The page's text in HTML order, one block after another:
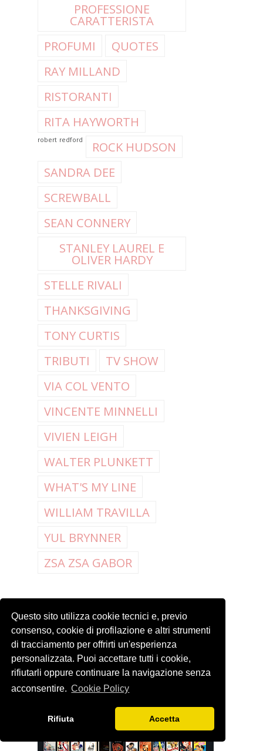
Questo sito utilizza cookie tecnici e, previo
consenso, cookie di profilazione e altri strumenti
di tracciamento per offrirti un'esperienza
personalizzata. Puoi accettare tutti i cookie,
rifiutarli oppure continuare la navigazione senza
acconsentire. Cookie Policy
Rifiuta Accetta
PROFESSIONE
CARATTERISTA
PROFUMI
QUOTES
RAY MILLAND
RISTORANTI
RITA HAYWORTH
robert redford
ROCK HUDSON
SANDRA DEE
SCREWBALL
SEAN CONNERY
STANLEY LAUREL E
OLIVER HARDY
STELLE RIVALI
THANKSGIVING
TONY CURTIS
TRIBUTI
TV SHOW
VIA COL VENTO
VINCENTE MINNELLI
VIVIEN LEIGH
WALTER PLUNKETT
WHAT'S MY LINE
WILLIAM TRAVILLA
YUL BRYNNER
ZSA ZSA GABOR
LISTA FILM
LETTERBOXD